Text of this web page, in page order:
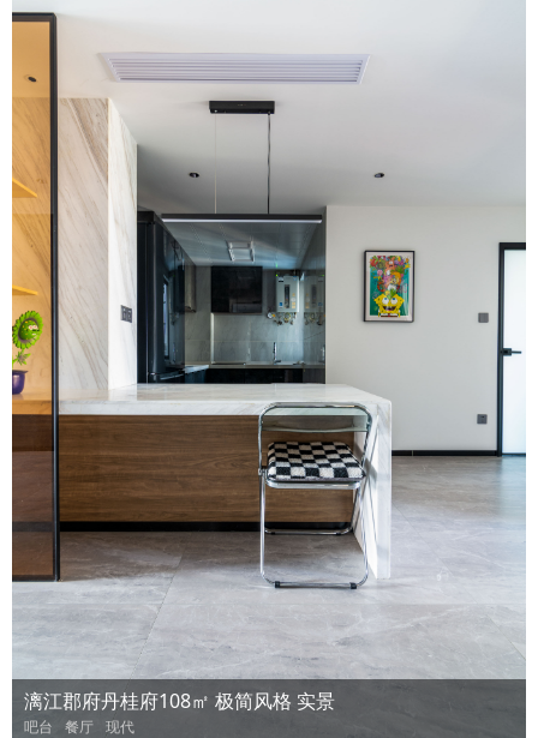
漓江郡府丹桂府108㎡ 极简风格 实景
吧台 餐厅 现代